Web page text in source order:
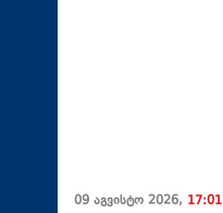
09 აგვისტო 2026, 17:01